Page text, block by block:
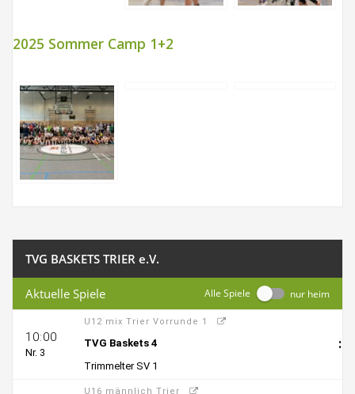
2025 Sommer Camp 1+2